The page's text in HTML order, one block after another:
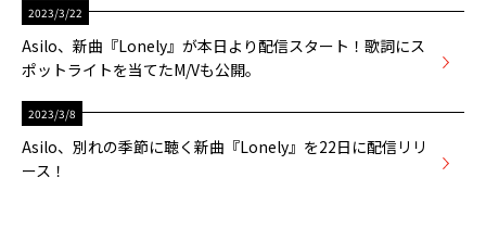
2023/3/22
Asilo、新曲『Lonely』が本日より配信スタート！歌詞にス
ポットライトを当てたM/Vも公開。
2023/3/8
Asilo、別れの季節に聴く新曲『Lonely』を22日に配信リリ
ース！